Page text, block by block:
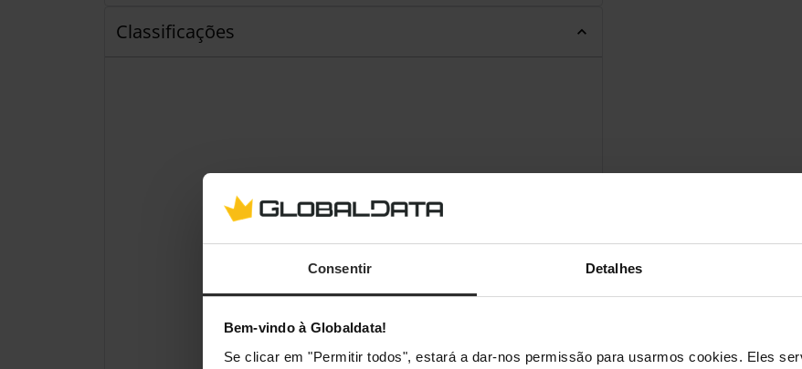
Consentir Detalhes
Bem-vindo à Globaldata!
Se clicar em "Permitir todos", estará a dar-nos permissão para usarmos cookies. Eles
Classificações